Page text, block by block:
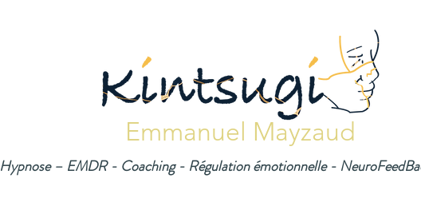
Emmanuel Mayzaud
Hypnose – EMDR - Coaching - Régulation émotionnelle -